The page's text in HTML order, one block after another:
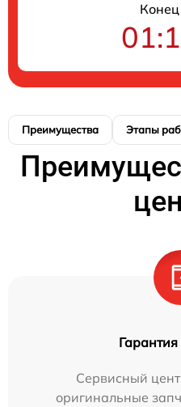
Преимущества Этапы
Сервисный
оригинальные